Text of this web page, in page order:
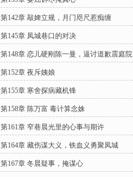
第142章 敲婢立规，月门咫尺惹痴缠
第145章 凤城巷口的对决
第148章 恋儿硬刚陈一曼，逼讨道歉震庭院
第152章 夜斥姨娘
第155章 寒舍探病藏机锋
第158章 陈万富 毒计算念姝
第161章 窄巷晨光里的心事与期许
第164章 藏伤谋大义，铁血义勇聚凤城
第167章 冬晨疑事，掩谋心